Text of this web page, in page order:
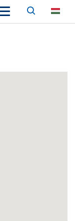
Keresés